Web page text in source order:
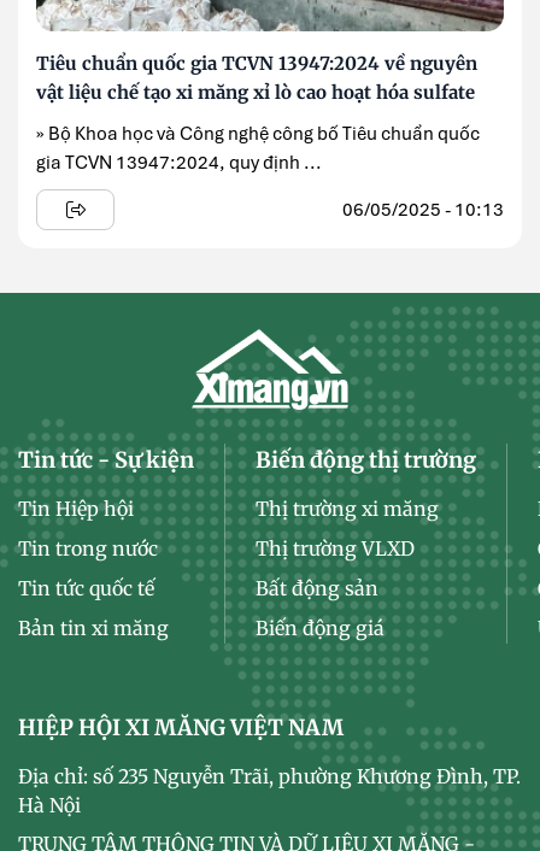
Tiêu chuẩn quốc gia TCVN 13947:2024 về nguyên
vật liệu chế tạo xi măng xỉ lò cao hoạt hóa sulfate
» Bộ Khoa học và Công nghệ công bố Tiêu chuẩn quốc
gia TCVN 13947:2024, quy định ...
06/05/2025 - 10:13
Tin tức - Sự kiện
Tin Hiệp hội
Tin trong nước
Tin tức quốc tế
Bản tin xi măng
Biến động thị trường
Thị trường xi măng
Thị trường VLXD
Bất động sản
Biến động giá
HIỆP HỘI XI MĂNG VIỆT NAM
Địa chỉ: số 235 Nguyễn Trãi, phường Khương Đình, TP.
Hà Nội
TRUNG TÂM THÔNG TIN VÀ DỮ LIỆU XI MĂNG -